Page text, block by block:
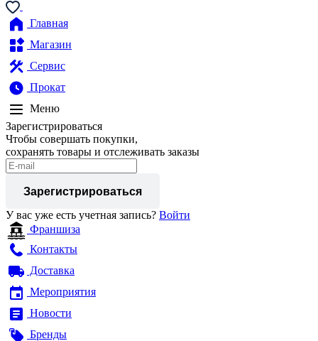
Главная
Магазин
Сервис
Прокат
Меню
Зарегистрироваться
Чтобы совершать покупки,
сохранять товары и отслеживать заказы
Зарегистрироваться
У вас уже есть учетная запись? Войти
Франшиза
Контакты
Доставка
Мероприятия
Новости
Бренды